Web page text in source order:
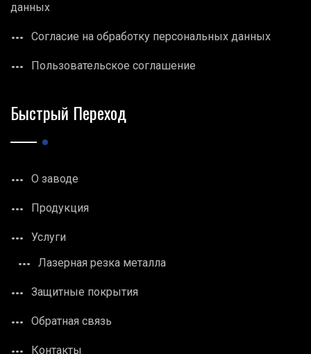
данных
Согласие на обработку персональных данных
Пользовательское соглашение
Быстрый Переход
О заводе
Продукция
Услуги
Лазерная резка металла
Защитные покрытия
Обратная связь
Контакты